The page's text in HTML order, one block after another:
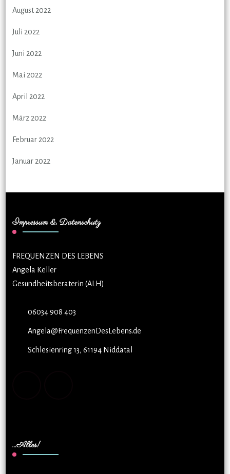
August 2022
Juli 2022
Juni 2022
Mai 2022
April 2022
März 2022
Februar 2022
Januar 2022
Impressum & Datenschutz
FREQUENZEN DES LEBENS
Angela Keller
Gesundheitsberaterin (ALH)
06034 908 403
Angela@FrequenzenDesLebens.de
Schlesienring 13, 61194 Niddatal
…Alles!